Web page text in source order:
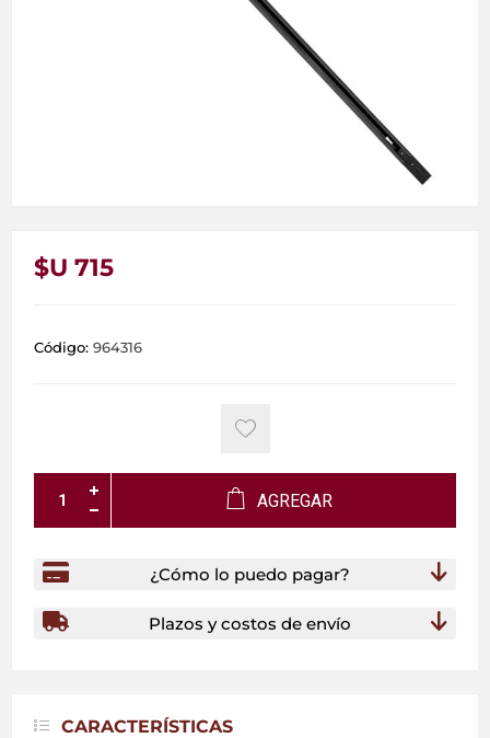
$U 715
Código: 964316
AGREGAR
¿Cómo lo puedo pagar?
Plazos y costos de envío
CARACTERÍSTICAS